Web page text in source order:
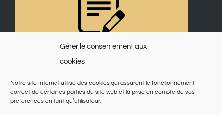
Gérer le consentement aux
cookies
Notre site Internet utilise des cookies qui assurent le fonctionnement
correct de certaines parties du site web et la prise en compte de vos
préférences en tant qu’utilisateur.